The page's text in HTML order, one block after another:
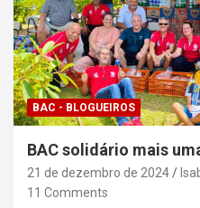
BAC - BLOGUEIROS
BAC solidário mais
21 de dezembro de 2024
11 Comments